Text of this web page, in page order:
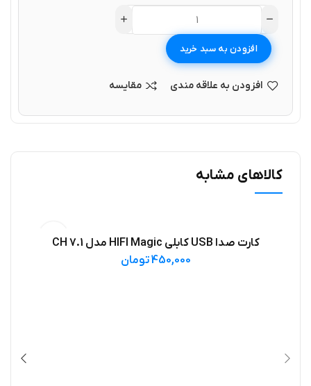
افزودن به سبد خرید
افزودن به علاقه مندی مقایسه
کالاهای مشابه
افزودن به سبد خرید
کارت صدا USB کابلی HIFI Magic مدل 7.1 CH
450,000تومان